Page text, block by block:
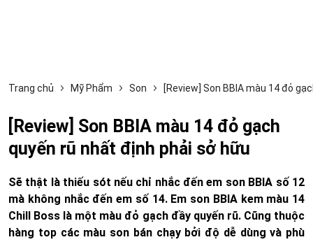
Trang chủ Mỹ Phẩm Son [Review] Son BBIA màu 14 đỏ
[Review] Son BBIA màu 14 đỏ gạch
quyến rũ nhất định phải sở hữu
Sẽ thật là thiếu sót nếu chỉ nhắc đến em son BBIA số 12
mà không nhắc đến em số 14. Em son BBIA kem màu 14
Chill Boss là một màu đỏ gạch đầy quyến rũ. Cũng thuộc
hàng top các màu son bán chạy bởi độ dễ dùng và phù